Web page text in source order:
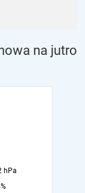
na jutro
hPa